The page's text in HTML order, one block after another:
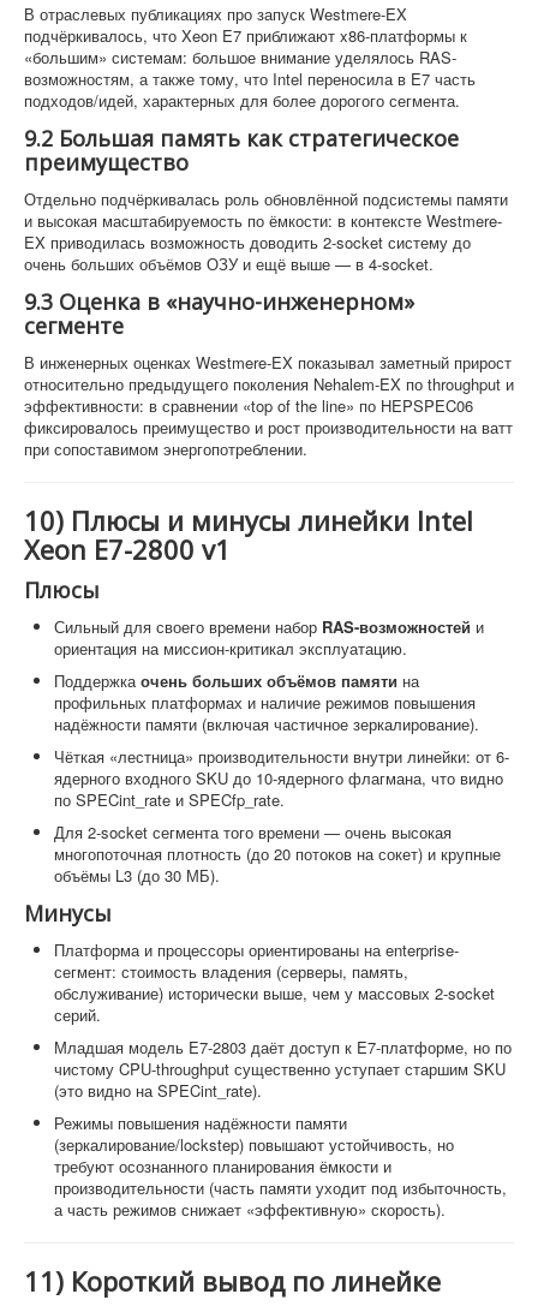
В отраслевых публикациях про запуск Westmere-EX
подчёркивалось, что Xeon E7 приближают x86-платформы к
«большим» системам: большое внимание уделялось RAS-
возможностям, а также тому, что Intel переносила в E7 часть
подходов/идей, характерных для более дорогого сегмента.
9.2 Большая память как стратегическое
преимущество
Отдельно подчёркивалась роль обновлённой подсистемы памяти
и высокая масштабируемость по ёмкости: в контексте Westmere-
EX приводилась возможность доводить 2-socket систему до
очень больших объёмов ОЗУ и ещё выше — в 4-socket.
9.3 Оценка в «научно-инженерном»
сегменте
В инженерных оценках Westmere-EX показывал заметный прирост
относительно предыдущего поколения Nehalem-EX по throughput и
эффективности: в сравнении «top of the line» по HEPSPEC06
фиксировалось преимущество и рост производительности на ватт
при сопоставимом энергопотреблении.
10) Плюсы и минусы линейки Intel
Xeon E7-2800 v1
Плюсы
Сильный для своего времени набор RAS-возможностей и
ориентация на миссион-критикал эксплуатацию.
Поддержка очень больших объёмов памяти на
профильных платформах и наличие режимов повышения
надёжности памяти (включая частичное зеркалирование).
Чёткая «лестница» производительности внутри линейки: от 6-
ядерного входного SKU до 10-ядерного флагмана, что видно
по SPECint_rate и SPECfp_rate.
Для 2-socket сегмента того времени — очень высокая
многопоточная плотность (до 20 потоков на сокет) и крупные
объёмы L3 (до 30 МБ).
Минусы
Платформа и процессоры ориентированы на enterprise-
сегмент: стоимость владения (серверы, память,
обслуживание) исторически выше, чем у массовых 2-socket
серий.
Младшая модель E7-2803 даёт доступ к E7-платформе, но по
чистому CPU-throughput существенно уступает старшим SKU
(это видно на SPECint_rate).
Режимы повышения надёжности памяти
(зеркалирование/lockstep) повышают устойчивость, но
требуют осознанного планирования ёмкости и
производительности (часть памяти уходит под избыточность,
а часть режимов снижает «эффективную» скорость).
11) Короткий вывод по линейке